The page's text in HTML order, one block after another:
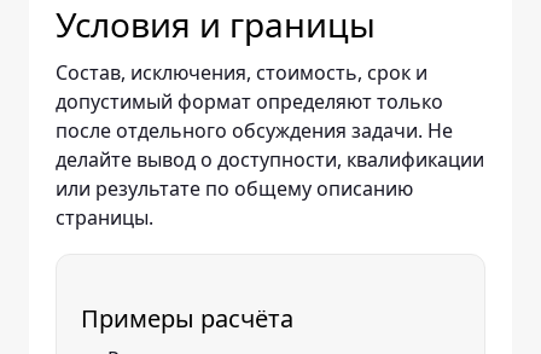
Условия и границы
Состав, исключения, стоимость, срок и
допустимый формат определяют только
после отдельного обсуждения задачи. Не
делайте вывод о доступности, квалификации
или результате по общему описанию
страницы.
Примеры расчёта